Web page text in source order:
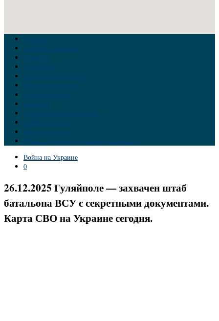
Главная
Война на Украине
Новости
Аналитика
Тайны Геополитики
Российские элиты
Теория заговора
Украина
Новый Мировой Порядок
Тайны истории
Обратная связь
Правила комментирования материалов
Война на Украине
0
26.12.2025 Гуляйполе — захвачен штаб
батальона ВСУ с секретными документами.
Карта СВО на Украине сегодня.